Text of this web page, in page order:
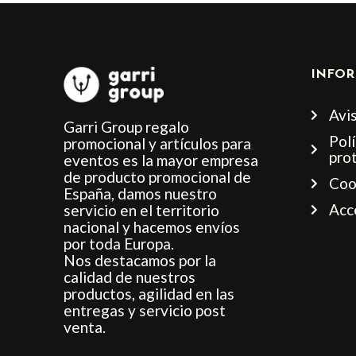
Garri Group regalo
promocional y artículos para
eventos es la mayor empresa
de producto promocional de
España, damos nuestro
servicio en el territorio
nacional y hacemos envíos
por toda Europa.
Nos destacamos por la
calidad de nuestros
productos, agilidad en las
entregas y servicio post
venta.